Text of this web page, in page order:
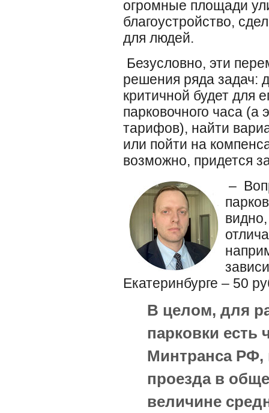
огромные площади
благоустройство,
для людей.
Безусловно, эти
решения ряда задач:
критичной будет для
парковочного часа (а
тарифов), найти
или пойти на
возможно, придется
–
Екатеринбурге – 50
В целом, для
парковки есть
Минтранса РФ,
проезда в
величине